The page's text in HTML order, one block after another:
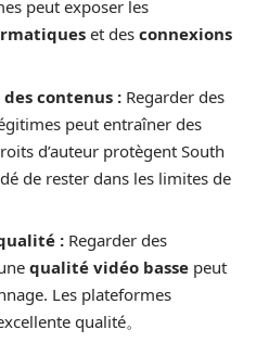
peut exposer les
et des connexions
contenus : Regarder des
peut entraîner des
d’auteur protègent South
de rester dans les limites de
: Regarder des
qualité vidéo basse peut
Les plateformes
qualité。